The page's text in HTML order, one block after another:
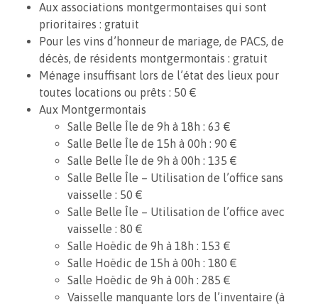
Aux associations montgermontaises qui sont
prioritaires : gratuit
Pour les vins d’honneur de mariage, de PACS, de
décès, de résidents montgermontais : gratuit
Ménage insuffisant lors de l’état des lieux pour
toutes locations ou prêts : 50 €
Aux Montgermontais
Salle Belle Île de 9h à 18h : 63 €
Salle Belle Île de 15h à 00h : 90 €
Salle Belle Île de 9h à 00h : 135 €
Salle Belle Île – Utilisation de l’office sans
vaisselle : 50 €
Salle Belle Île – Utilisation de l’office avec
vaisselle : 80 €
Salle Hoëdic de 9h à 18h : 153 €
Salle Hoëdic de 15h à 00h : 180 €
Salle Hoëdic de 9h à 00h : 285 €
Vaisselle manquante lors de l’inventaire (à